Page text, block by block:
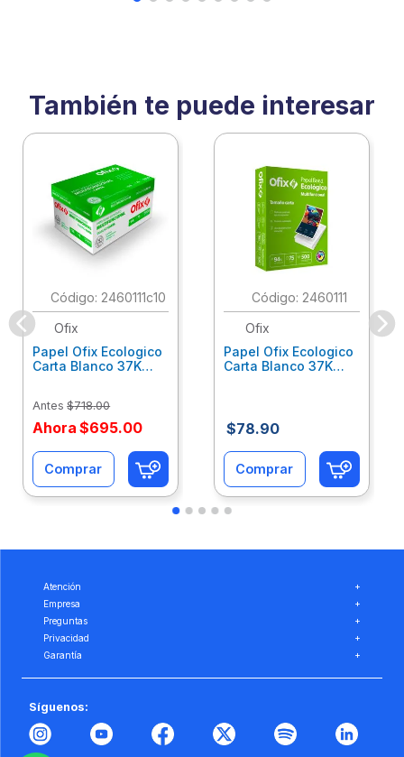
También te puede interesar
: 2460111c10
Ofix
Papel Ofix Ecologico
Carta Blanco 37K
Antes $718.00
Ahora $695.00
Comprar
: 2460111
Ofix
Papel Ofix Ecologico
Carta Blanco 37K
$78.90
Comprar
Atención
+
Empresa
+
Preguntas
+
Privacidad
+
Garantía
+
Síguenos: